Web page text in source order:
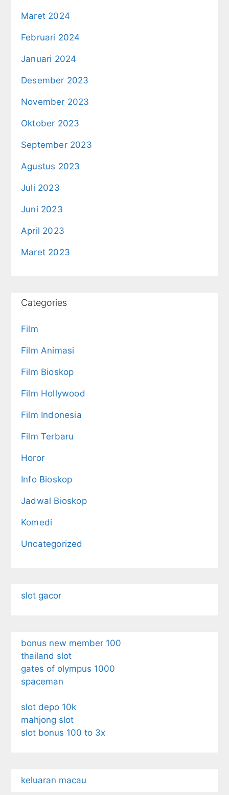
Maret 2024
Februari 2024
Januari 2024
Desember 2023
November 2023
Oktober 2023
September 2023
Agustus 2023
Juli 2023
Juni 2023
April 2023
Maret 2023
Categories
Film
Film Animasi
Film Bioskop
Film Hollywood
Film Indonesia
Film Terbaru
Horor
Info Bioskop
Jadwal Bioskop
Komedi
Uncategorized
slot gacor
bonus new member 100
thailand slot
gates of olympus 1000
spaceman
slot depo 10k
mahjong slot
slot bonus 100 to 3x
keluaran macau